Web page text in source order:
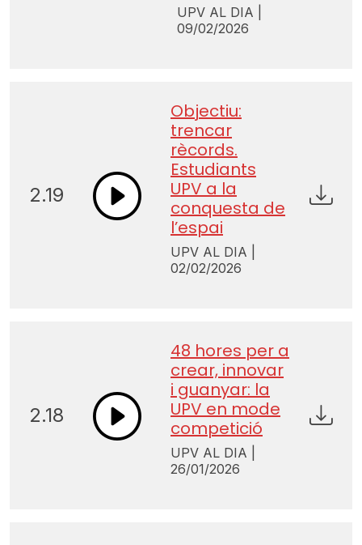
UPV AL DIA |
09/02/2026
2.19
Objectiu:
trencar
rècords.
Estudiants
UPV a la
conquesta de
l’espai
UPV AL DIA |
02/02/2026
2.18
48 hores per a
crear, innovar
i guanyar: la
UPV en mode
competició
UPV AL DIA |
26/01/2026